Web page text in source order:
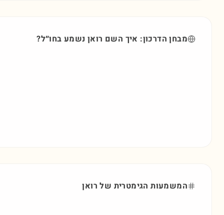
מבחן הדרכון: איך השם רואן נשמע בחו״ל?
המשמעות הגימטרית של רואן